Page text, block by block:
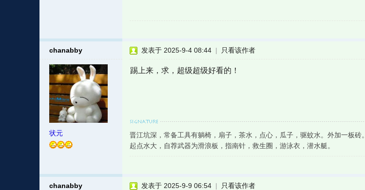
chanabby
状元
发表于 2025-9-4 08:44 | 只看该作者
踢上来，求，超级超级好看的！
晋江坑深，常备工具有躺椅，扇子，茶水，点心，瓜子，驱蚊水。外加一板砖。
起点水大，自荐武器为滑浪板，指南针，救生圈，游泳衣，潜水艇。
chanabby 发表于 2025-9-9 06:54 | 只看该作者